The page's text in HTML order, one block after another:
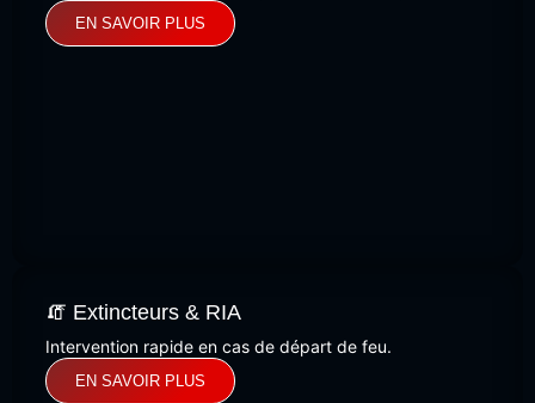
EN SAVOIR PLUS
🧯 Extincteurs & RIA
Intervention rapide en cas de départ de feu.
EN SAVOIR PLUS